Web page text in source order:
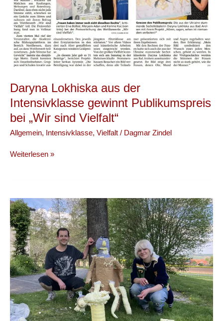
Aktion
Daryna Lokhiska aus der
Intensivklasse gewinnt Publikumspreis
bei „Wir sind Vielfalt“
Allgemein, Intensivklasse, Vielfalt / Dagmar Zindel
Daryna
gewinnt
Publikumspreis
bei
„Wir
sind
Vielfalt“
Weiterlesen »